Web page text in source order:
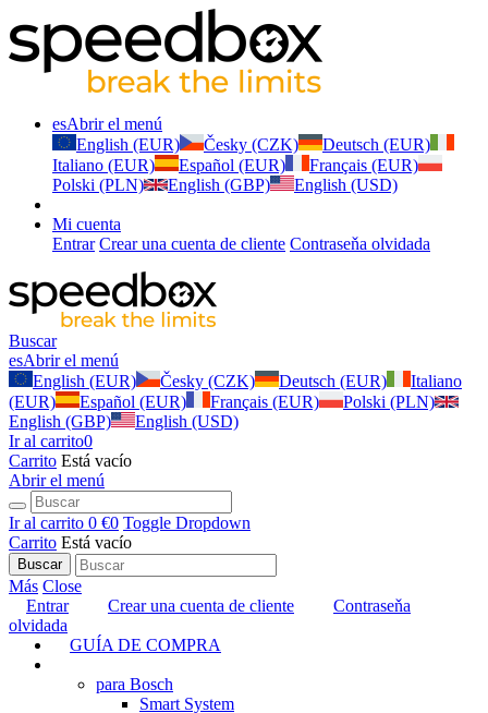
esAbrir el menú
English (EUR)
Česky (CZK)
Deutsch (EUR)
Italiano (EUR)
Español (EUR)
Français (EUR)
Polski (PLN)
English (GBP) English (USD)
Mi cuenta
Entrar Crear una cuenta de cliente Contraseňa olvidada
Buscar
esAbrir el menú
English (EUR)
Česky (CZK) Deutsch (EUR)
Italiano
(EUR)
Español (EUR) Français (EUR)
Polski (PLN)
English (GBP)
English (USD)
Ir al carrito0
Carrito Está vacío
Abrir el menú
Ir al carrito 0 €0 Toggle Dropdown
Carrito Está vacío
Buscar
Más Close
Entrar
Crear una cuenta de cliente
Contraseňa
olvidada
GUÍA DE COMPRA
para Bosch
Smart System